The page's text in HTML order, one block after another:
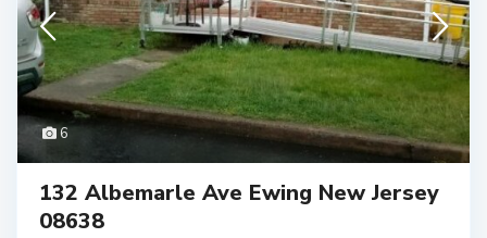
6
132 Albemarle Ave Ewing New Jersey
08638